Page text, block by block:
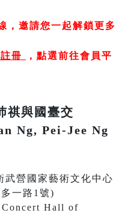
，邀請您一起解鎖更多
冊 ， 點選前往會員平
祺與國臺交
Ng, Pei-Jee Ng
營國家藝術文化中心
一路1號)
Hall of